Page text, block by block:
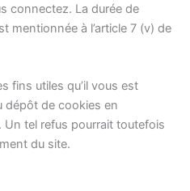
connectez. La durée de
mentionnée à l’article 7 (v) de
fins utiles qu’il vous est
dépôt de cookies en
tel refus pourrait toutefois
du site.